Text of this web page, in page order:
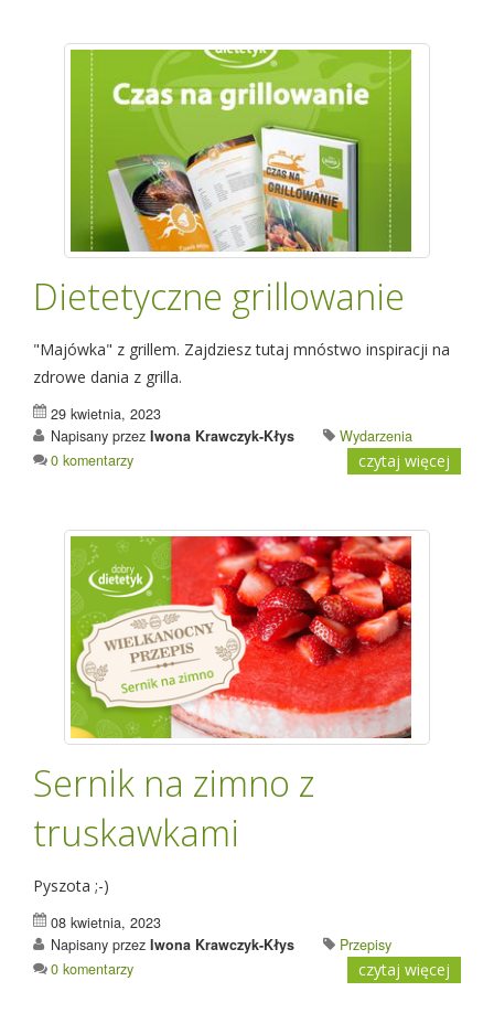
Dietetyczne grillowanie
"Majówka" z grillem. Zajdziesz tutaj mnóstwo inspiracji na
zdrowe dania z grilla.
29 kwietnia, 2023
Napisany przez Iwona Krawczyk-Kłys
Wydarzenia
0 komentarzy
czytaj więcej
Sernik na zimno z
truskawkami
Pyszota ;-)
08 kwietnia, 2023
Napisany przez Iwona Krawczyk-Kłys
Przepisy
0 komentarzy
czytaj więcej